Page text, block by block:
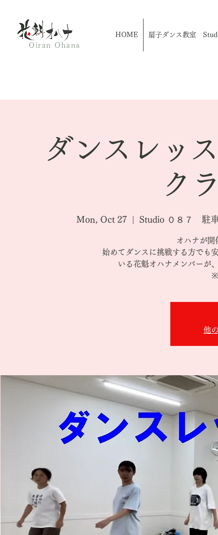
Oiran Ohana
HOME 扇子ダンス教室
ダンスレッ
ク
Mon, Oct 27 Studio ０８７ 駐
オハナが開
始めてダンスに挑戦する方でも
いる花魁オハナメンバーが
※
他